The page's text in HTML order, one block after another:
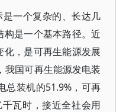
是一个复杂的、长达几
是一个基本路径。近
，是可再生能源发展
我国可再生能源发电装
总装机的51.9%，可再
瓦时，接近全社会用